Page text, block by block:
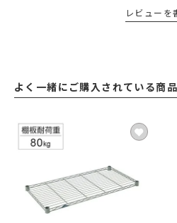
レビューを
よく一緒にご購入されている商品